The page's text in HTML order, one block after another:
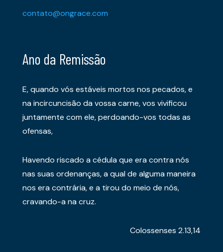
contato@ongrace.com
Ano da Remissão
E, quando vós estáveis mortos nos pecados, e
na incircuncisão da vossa carne, vos vivificou
juntamente com ele, perdoando-vos todas as
ofensas,
Havendo riscado a cédula que era contra nós
nas suas ordenanças, a qual de alguma maneira
nos era contrária, e a tirou do meio de nós,
cravando-a na cruz.
Colossenses 2.13,14